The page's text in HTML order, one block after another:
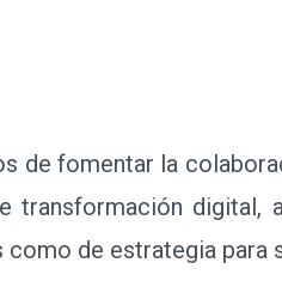
de fomentar
de los integrantes,
comunes o